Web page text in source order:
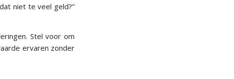
niet te veel geld?”
Stel voor om
ervaren zonder